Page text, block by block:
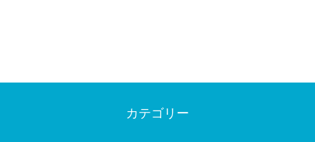
カテゴリー